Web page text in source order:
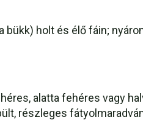
bükk) holt és élő fáin;
alatta fehéres vagy
részleges